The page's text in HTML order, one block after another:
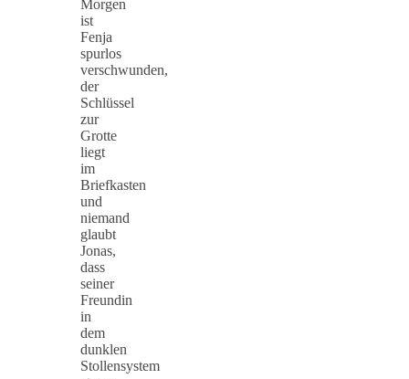
Morgen
ist
Fenja
spurlos
verschwunden,
der
Schlüssel
zur
Grotte
liegt
im
Briefkasten
und
niemand
glaubt
Jonas,
dass
seiner
Freundin
in
dem
dunklen
Stollensystem